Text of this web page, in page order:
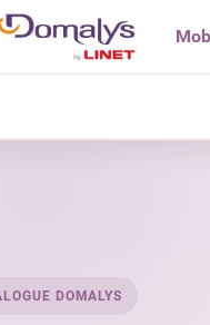
DOMALYS